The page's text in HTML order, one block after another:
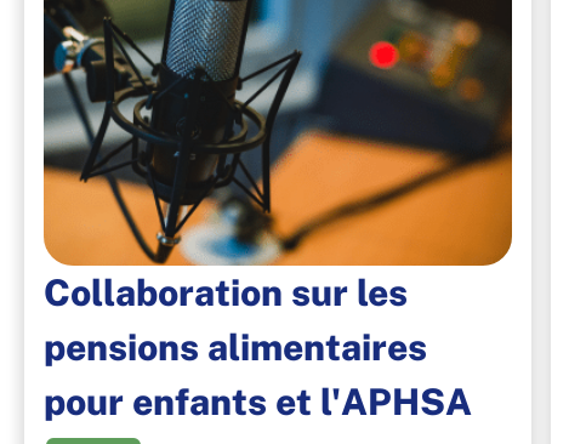
Collaboration sur les
pensions alimentaires
pour enfants et l'APHSA